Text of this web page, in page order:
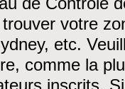
votre
etc.
comme la